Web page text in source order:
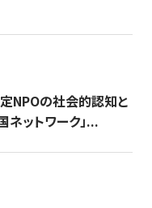
NPOの社会的認知と
ットワーク」...